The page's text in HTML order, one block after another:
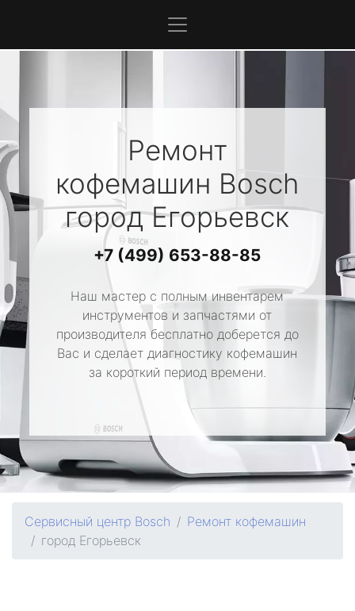
Ремонт
кофемашин Bosch
город Егорьевск
+7 (499) 653-88-85
Наш мастер с полным инвентарем
инструментов и запчастями от
производителя бесплатно доберется до
Вас и сделает диагностику кофемашин
за короткий период времени.
Сервисный центр Bosch
Ремонт кофемашин
город Егорьевск